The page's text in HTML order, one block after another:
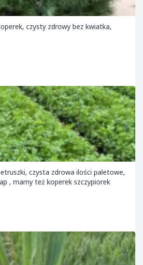
czysty zdrowy bez kwiatka,
czysta zdrowa ilości paletowe,
, mamy też koperek szczypiorek